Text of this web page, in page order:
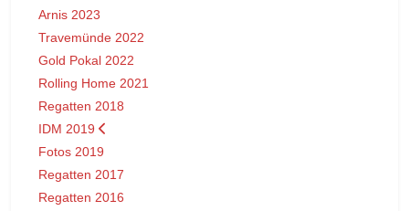
Arnis 2023
Travemünde 2022
Gold Pokal 2022
Rolling Home 2021
Regatten 2018
IDM 2019
Fotos 2019
Regatten 2017
Regatten 2016